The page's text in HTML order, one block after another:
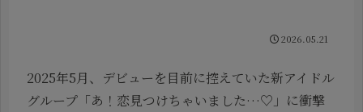
2026.05.21
2025年5月、デビューを目前に控えていた新アイドル
グループ「あ！恋見つけちゃいました…♡」に衝撃